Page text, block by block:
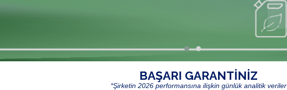
BAŞARI GARANTİNİZ
*Şirketin 2026 performansına ilişkin günlük analitik veriler